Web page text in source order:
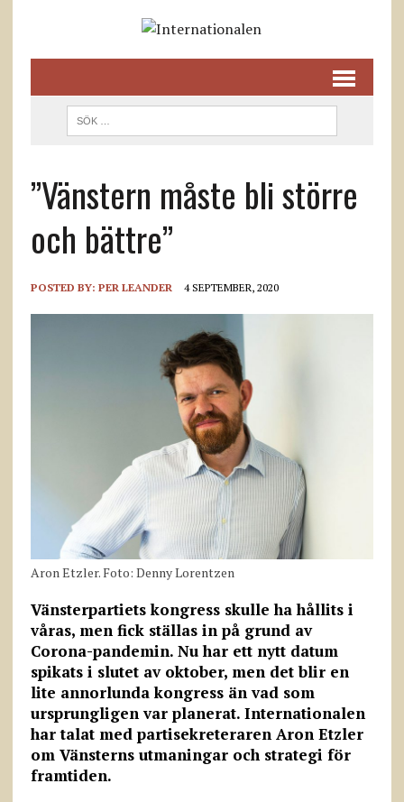
”Vänstern måste bli större
och bättre”
POSTED BY: PER LEANDER 4 SEPTEMBER, 2020
Aron Etzler. Foto: Denny Lorentzen
Vänsterpartiets kongress skulle ha hållits i
våras, men fick ställas in på grund av
Corona-pandemin. Nu har ett nytt datum
spikats i slutet av oktober, men det blir en
lite annorlunda kongress än vad som
ursprungligen var planerat. Internationalen
har talat med partisekreteraren Aron Etzler
om Vänsterns utmaningar och strategi för
framtiden.